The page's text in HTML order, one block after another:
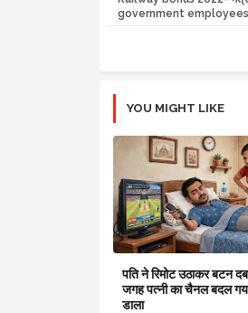
government
YOU MIGHT LIKE
पति ने रिमोट उठाकर बटन
जगह पत्नी का चैनल बदल
डाला